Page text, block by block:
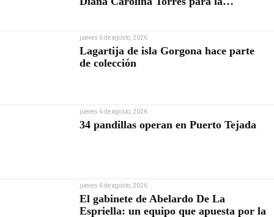
jueves 6 de agosto, 2026
Lagartija de isla Gorgona hace parte
de colección
jueves 6 de agosto, 2026
34 pandillas operan en Puerto Tejada
jueves 6 de agosto, 2026
El gabinete de Abelardo De La
Espriella: un equipo que apuesta por la